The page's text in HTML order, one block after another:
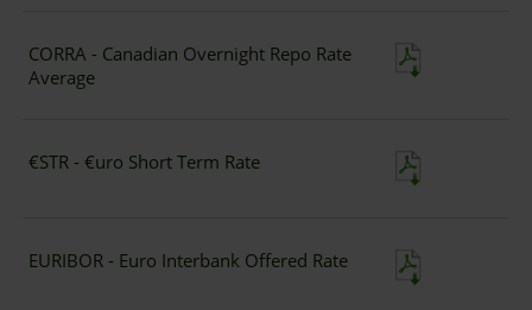
CORRA - Canadian Overnight Repo Rate
Average
€STR - €uro Short Term Rate
EURIBOR - Euro Interbank Offered Rate